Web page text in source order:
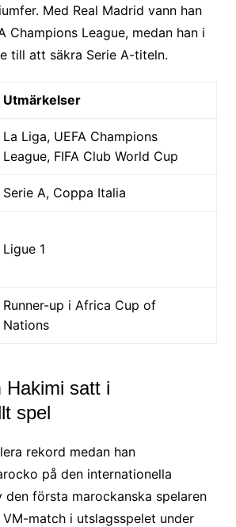
Med Real Madrid vann han
Champions League, medan han i
till att säkra Serie A-titeln.
Utmärkelser
La Liga, UEFA Champions
League, FIFA Club World Cup
Serie A, Coppa Italia
Ligue 1
Runner-up i Africa Cup of
Nations
Hakimi satt i
spel
rekord medan han
på den internationella
den första marockanska spelaren
match i utslagsspelet under